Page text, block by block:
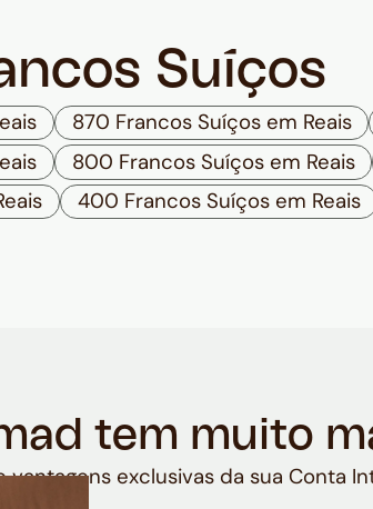
Suíços
870 Francos Suíços em Reais
800 Francos Suíços em Reais
400 Francos Suíços em Reais
tem muito
exclusivas da sua Conta